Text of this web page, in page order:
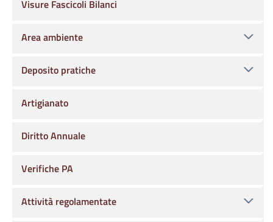
Visure Fascicoli Bilanci
Area ambiente
Deposito pratiche
Artigianato
Diritto Annuale
Verifiche PA
Attività regolamentate